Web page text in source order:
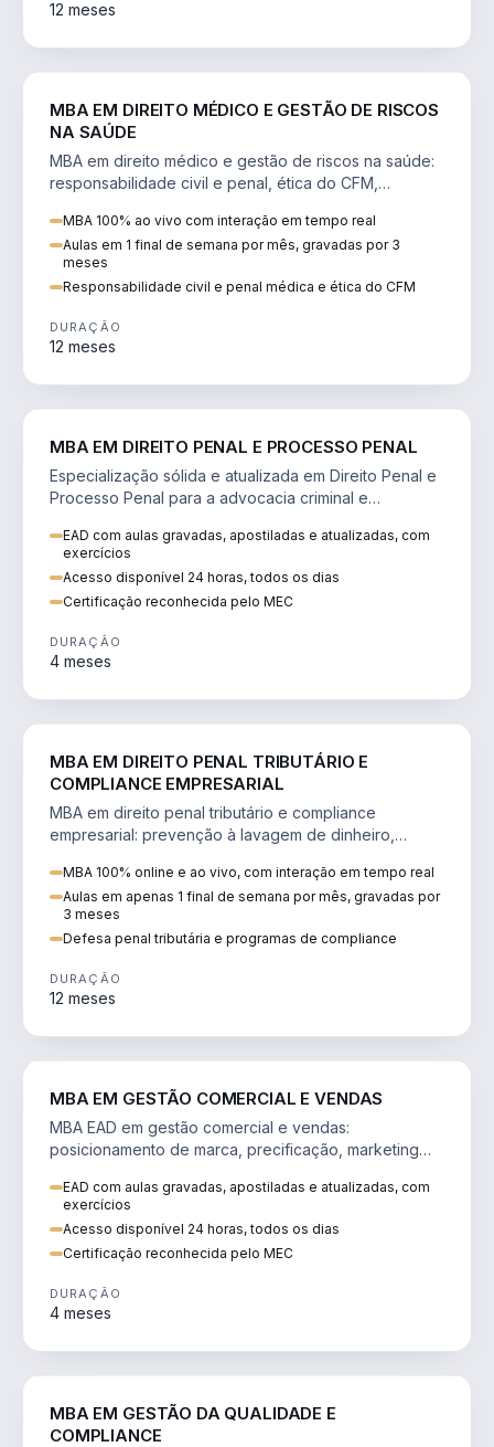
12 meses
MBA EM DIREITO MÉDICO E GESTÃO DE RISCOS
NA SAÚDE
MBA em direito médico e gestão de riscos na saúde:
responsabilidade civil e penal, ética do CFM,
MBA 100% ao vivo com interação em tempo real
Aulas em 1 final de semana por mês, gravadas por 3
meses
Responsabilidade civil e penal médica e ética do CFM
DURAÇÃO
12 meses
MBA EM DIREITO PENAL E PROCESSO PENAL
Especialização sólida e atualizada em Direito Penal e
Processo Penal para a advocacia criminal e
EAD com aulas gravadas, apostiladas e atualizadas, com
exercícios
Acesso disponível 24 horas, todos os dias
Certificação reconhecida pelo MEC
DURAÇÃO
4 meses
MBA EM DIREITO PENAL TRIBUTÁRIO E
COMPLIANCE EMPRESARIAL
MBA em direito penal tributário e compliance
empresarial: prevenção à lavagem de dinheiro,
MBA 100% online e ao vivo, com interação em tempo real
Aulas em apenas 1 final de semana por mês, gravadas por
3 meses
Defesa penal tributária e programas de compliance
DURAÇÃO
12 meses
MBA EM GESTÃO COMERCIAL E VENDAS
MBA EAD em gestão comercial e vendas:
posicionamento de marca, precificação, marketing
EAD com aulas gravadas, apostiladas e atualizadas, com
exercícios
Acesso disponível 24 horas, todos os dias
Certificação reconhecida pelo MEC
DURAÇÃO
4 meses
MBA EM GESTÃO DA QUALIDADE E
COMPLIANCE